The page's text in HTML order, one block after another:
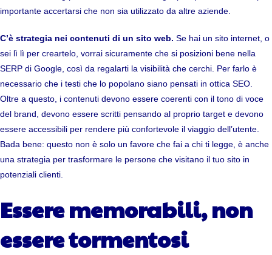
importante accertarsi che non sia utilizzato da altre aziende.
C’è strategia nei contenuti di un sito web. Se hai un sito internet, o
sei lì lì per creartelo, vorrai sicuramente che si posizioni bene nella
SERP di Google, così da regalarti la visibilità che cerchi. Per farlo è
necessario che i testi che lo popolano siano pensati in ottica SEO.
Oltre a questo, i contenuti devono essere coerenti con il tono di voce
del brand, devono essere scritti pensando al proprio target e devono
essere accessibili per rendere più confortevole il viaggio dell’utente.
Bada bene: questo non è solo un favore che fai a chi ti legge, è anche
una strategia per trasformare le persone che visitano il tuo sito in
potenziali clienti.
Essere memorabili, non
essere tormentosi